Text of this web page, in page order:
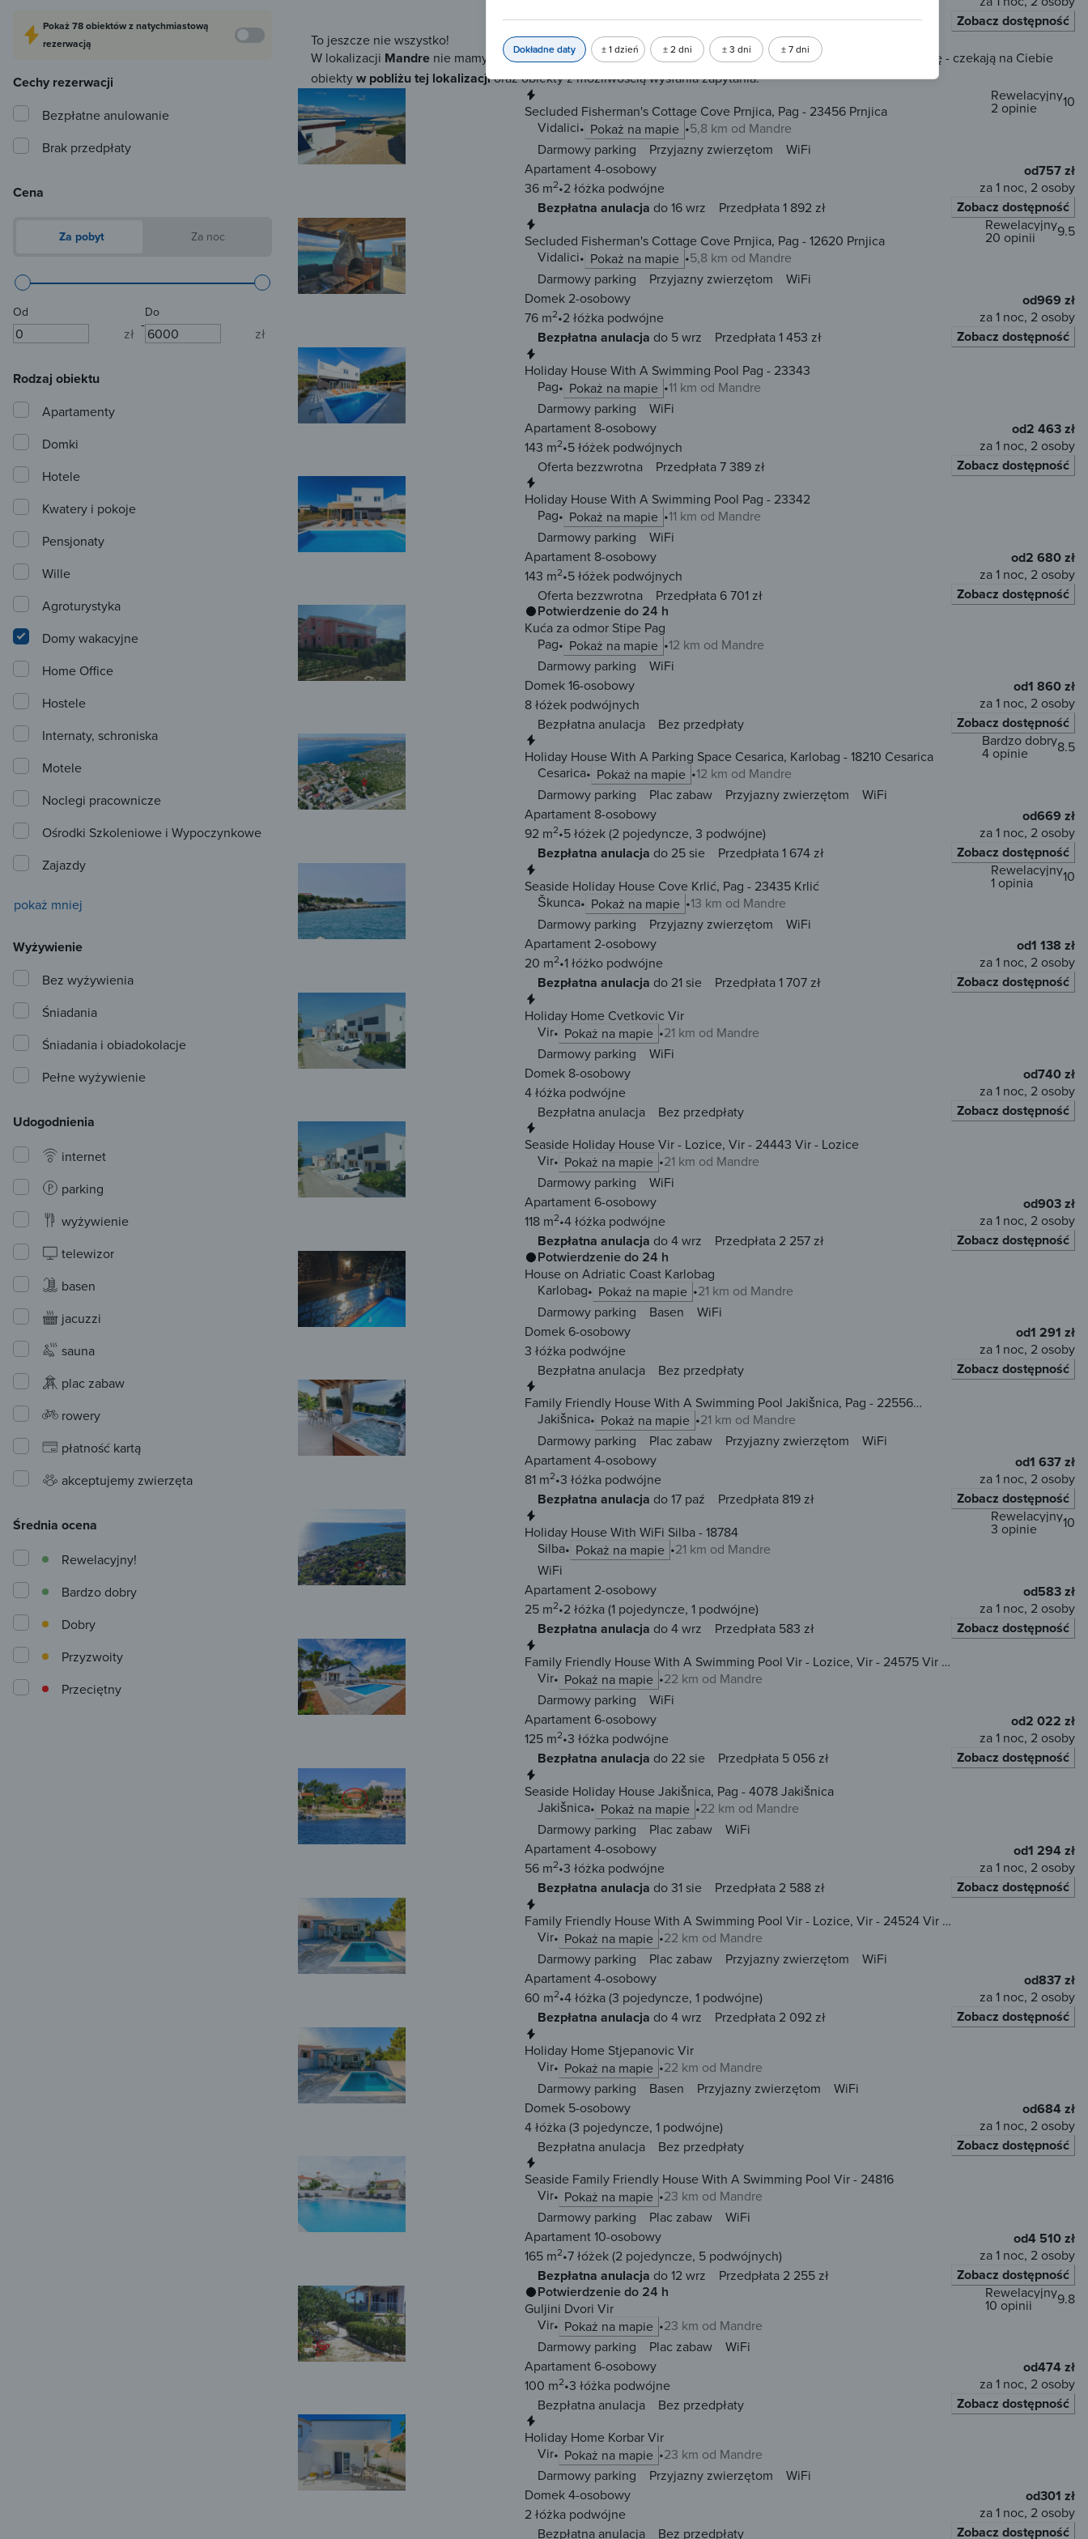
Dokładne daty ± 1 dzień ± 2 dni ± 3 dni ± 7 dni
Bezpłatna anulacjado 23 sie Przedpłata 2 470 zł Zobacz dostępność
To jeszcze nie wszystko!
W lokalizacji Mandre nie mamy więcej dostępnych noclegów z możliwością rezerwacji online, ale nie martw się - czekają na Ciebie
obiektyw pobliżu tej lokalizacjioraz obiekty z możliwością wysłania zapytania.
Secluded Fisherman's Cottage Cove Prnjica, Pag - 23456 Prnjica
Vidalici
Pokaż na mapie 5,8 km od Mandre
10
Rewelacyjny
2 opinie
Darmowy parking Przyjazny zwierzętom
WiFi
Apartament 4-osobowy
36 m2 2 łóżka podwójne
Bezpłatna anulacja do 16 wrz Przedpłata 1 892 zł
od757 zł
za 1 noc, 2 osoby
Zobacz dostępność
Secluded Fisherman's Cottage Cove Prnjica, Pag - 12620 Prnjica
Vidalici
Pokaż na mapie 5,8 km od Mandre
9.5
Rewelacyjny
20 opinii
Darmowy parking Przyjazny zwierzętom
WiFi
Domek 2-osobowy
76 m2 2 łóżka podwójne
Bezpłatna anulacja do 5 wrz Przedpłata 1 453 zł
od969 zł
za 1 noc, 2 osoby
Zobacz dostępność
Holiday House With A Swimming Pool Pag - 23343
Pag
Pokaż na mapie
11 km od Mandre
Darmowy parking
WiFi
Apartament 8-osobowy
143 m2 5 łóżek podwójnych
Oferta bezzwrotna
Przedpłata 7 389 zł
od2 463 zł
za 1 noc, 2 osoby
Zobacz dostępność
Holiday House With A Swimming Pool Pag - 23342
Pag
Pokaż na mapie
11 km od Mandre
Darmowy parking
WiFi
Apartament 8-osobowy
143 m2 5 łóżek podwójnych
Oferta bezzwrotna
Przedpłata 6 701 zł
od2 680 zł
za 1 noc, 2 osoby
Zobacz dostępność
Potwierdzenie do 24 h
Kuća za odmor Stipe Pag
Pag
Pokaż na mapie
12 km od Mandre
Darmowy parking
WiFi
Domek 16-osobowy
8 łóżek podwójnych
Bezpłatna anulacja
Bez przedpłaty
od1 860 zł
za 1 noc, 2 osoby
Zobacz dostępność
Holiday House With A Parking Space Cesarica, Karlobag - 18210 Cesarica
Cesarica
Pokaż na mapie 12 km od Mandre
8.5
Bardzo dobry
4 opinie
Darmowy parking Plac zabaw Przyjazny zwierzętom
WiFi
Apartament 8-osobowy
92 m2 5 łóżek(2 pojedyncze, 3 podwójne)
Bezpłatna anulacja do 25 sie Przedpłata 1 674 zł
od669 zł
za 1 noc, 2 osoby
Zobacz dostępność
Seaside Holiday House Cove Krlić, Pag - 23435 Krlić
Škunca
Pokaż na mapie 13 km od Mandre
10
Rewelacyjny
1 opinia
Darmowy parking Przyjazny zwierzętom
WiFi
Apartament 2-osobowy
20 m2 1 łóżko podwójne
Bezpłatna anulacja do 21 sie Przedpłata 1 707 zł
od1 138 zł
za 1 noc, 2 osoby
Zobacz dostępność
Holiday Home Cvetkovic Vir
Vir
Pokaż na mapie
21 km od Mandre
Darmowy parking
WiFi
Domek 8-osobowy
4 łóżka podwójne
Bezpłatna anulacja
Bez przedpłaty
od740 zł
za 1 noc, 2 osoby
Zobacz dostępność
Seaside Holiday House Vir - Lozice, Vir - 24443 Vir - Lozice
Vir
Pokaż na mapie
21 km od Mandre
Darmowy parking
WiFi
Apartament 6-osobowy
118 m2 4 łóżka podwójne
Bezpłatna anulacja do 4 wrz Przedpłata 2 257 zł
od903 zł
za 1 noc, 2 osoby
Zobacz dostępność
Potwierdzenie do 24 h
House on Adriatic Coast Karlobag
Karlobag
Pokaż na mapie
21 km od Mandre
Darmowy parking
Basen
WiFi
Domek 6-osobowy
3 łóżka podwójne
Bezpłatna anulacja
Bez przedpłaty
od1 291 zł
za 1 noc, 2 osoby
Zobacz dostępność
Family Friendly House With A Swimming Pool Jakišnica, Pag - 22556
Jakišnica
Jakišnica Pokaż na mapie
21 km od Mandre
Darmowy parking
Plac zabaw Przyjazny zwierzętom
WiFi
Apartament 4-osobowy
81 m2 3 łóżka podwójne
Bezpłatna anulacja do 17 paź Przedpłata 819 zł
od1 637 zł
za 1 noc, 2 osoby
Zobacz dostępność
Holiday House With WiFi Silba - 18784
Silba
Pokaż na mapie 21 km od Mandre
10
Rewelacyjny
3 opinie
WiFi
Apartament 2-osobowy
25 m2 2 łóżka(1 pojedyncze, 1 podwójne)
Bezpłatna anulacja do 4 wrz Przedpłata 583 zł
od583 zł
za 1 noc, 2 osoby
Zobacz dostępność
Family Friendly House With A Swimming Pool Vir - Lozice, Vir - 24575 Vir -
Lozice
Vir Pokaż na mapie
22 km od Mandre
Darmowy parking
WiFi
Apartament 6-osobowy
125 m2 3 łóżka podwójne
Bezpłatna anulacja do 22 sie Przedpłata 5 056 zł
od2 022 zł
za 1 noc, 2 osoby
Zobacz dostępność
Seaside Holiday House Jakišnica, Pag - 4078 Jakišnica
Jakišnica
Pokaż na mapie
22 km od Mandre
Darmowy parking
Plac zabaw
WiFi
Apartament 4-osobowy
56 m2 3 łóżka podwójne
Bezpłatna anulacja do 31 sie Przedpłata 2 588 zł
od1 294 zł
za 1 noc, 2 osoby
Zobacz dostępność
Family Friendly House With A Swimming Pool Vir - Lozice, Vir - 24524 Vir -
Lozice
Vir Pokaż na mapie
22 km od Mandre
Darmowy parking
Plac zabaw Przyjazny zwierzętom
WiFi
Apartament 4-osobowy
60 m2 4 łóżka(3 pojedyncze, 1 podwójne)
Bezpłatna anulacja do 4 wrz Przedpłata 2 092 zł
od837 zł
za 1 noc, 2 osoby
Zobacz dostępność
Holiday Home Stjepanovic Vir
Vir
Pokaż na mapie
22 km od Mandre
Darmowy parking
Basen Przyjazny zwierzętom
WiFi
Domek 5-osobowy
4 łóżka(3 pojedyncze, 1 podwójne)
Bezpłatna anulacja
Bez przedpłaty
od684 zł
za 1 noc, 2 osoby
Zobacz dostępność
Seaside Family Friendly House With A Swimming Pool Vir - 24816
Vir
Pokaż na mapie
23 km od Mandre
Darmowy parking
Plac zabaw
WiFi
Apartament 10-osobowy
165 m2 7 łóżek(2 pojedyncze, 5 podwójnych)
Bezpłatna anulacja do 12 wrz Przedpłata 2 255 zł
od4 510 zł
za 1 noc, 2 osoby
Zobacz dostępność
Potwierdzenie do 24 h
Guljini Dvori Vir
Vir
Pokaż na mapie 23 km od Mandre
9.8
Rewelacyjny
10 opinii
Darmowy parking Plac zabaw
WiFi
Apartament 6-osobowy
100 m2 3 łóżka podwójne
Bezpłatna anulacja
Bez przedpłaty
od474 zł
za 1 noc, 2 osoby
Zobacz dostępność
Holiday Home Korbar Vir
Vir
Pokaż na mapie
23 km od Mandre
Darmowy parking
Przyjazny zwierzętom
WiFi
Domek 4-osobowy
2 łóżka podwójne
Bezpłatna anulacja
Bez przedpłaty
od301 zł
za 1 noc, 2 osoby
Zobacz dostępność
Pokaż78 obiektówz natychmiastową
rezerwacją
Cechy rezerwacji
Bezpłatne anulowanie
Brak przedpłaty
Cena
Za pobyt Za noc
Od
zł
-
Do
zł
Rodzaj obiektu
Apartamenty
Domki
Hotele
Kwatery i pokoje
Pensjonaty
Wille
Agroturystyka
Domy wakacyjne
Home Office
Hostele
Internaty, schroniska
Motele
Noclegi pracownicze
Ośrodki Szkoleniowe i Wypoczynkowe
Zajazdy
pokaż mniej
Wyżywienie
Bez wyżywienia
Śniadania
Śniadania i obiadokolacje
Pełne wyżywienie
Udogodnienia
internet
parking
wyżywienie
telewizor
basen
jacuzzi
sauna
plac zabaw
rowery
płatność kartą
akceptujemy zwierzęta
Średnia ocena
Przeciętny
Przyzwoity
Dobry
Bardzo dobry
Rewelacyjny!